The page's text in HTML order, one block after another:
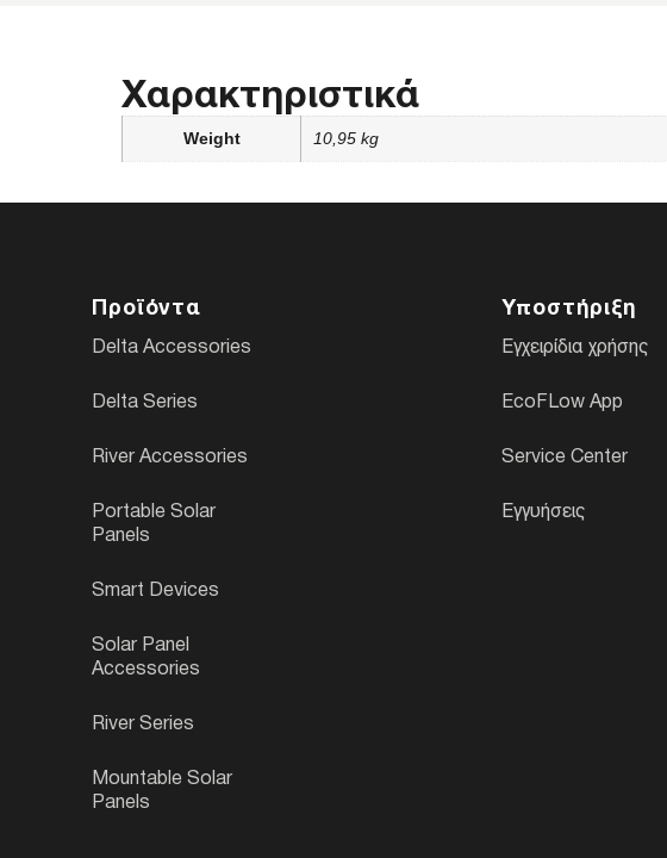
Χαρακτηριστικά
Weight 10,95 kg
Προϊόντα
Delta Accessories
Delta Series
River Accessories
Portable Solar
Panels
Smart Devices
Solar Panel
Accessories
River Series
Mountable Solar
Panels
Υποστήριξη
Εγχειρίδια χρήσης
EcoFLow App
Service Center
Εγγυήσεις